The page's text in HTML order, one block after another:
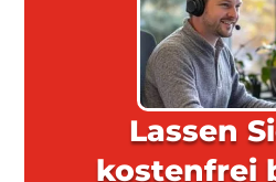
Lassen
kostenfrei